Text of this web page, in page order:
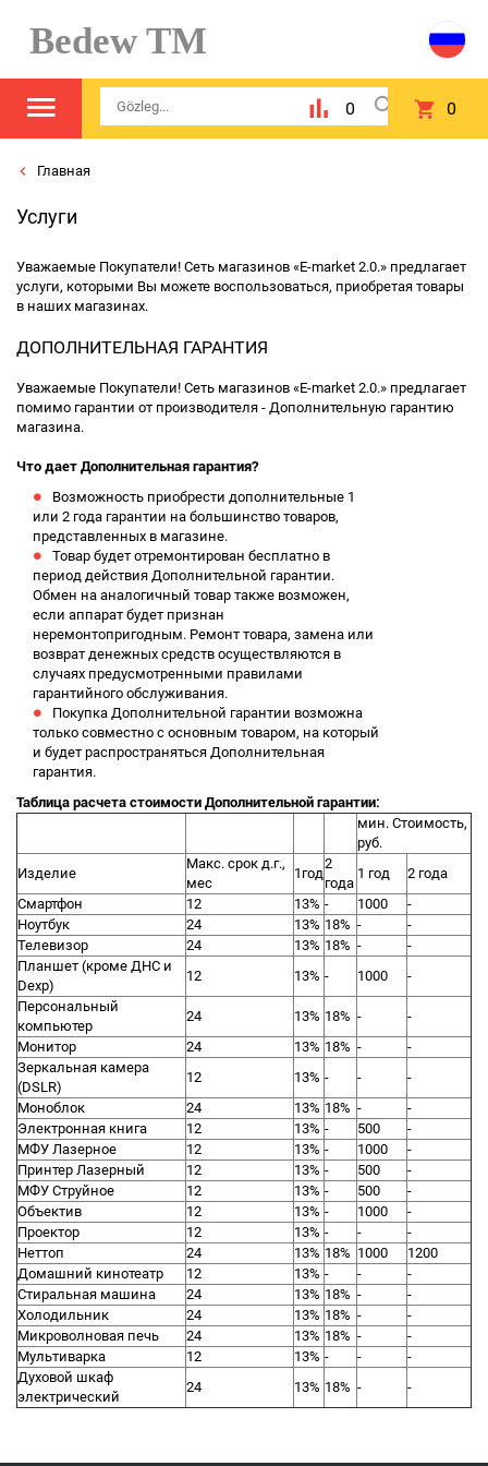
Bedew TM
0 0
Главная
Услуги
Уважаемые Покупатели! Сеть магазинов «E-market 2.0.» предлагает
услуги, которыми Вы можете воспользоваться, приобретая товары
в наших магазинах.
ДОПОЛНИТЕЛЬНАЯ ГАРАНТИЯ
Уважаемые Покупатели! Сеть магазинов «E-market 2.0.» предлагает
помимо гарантии от производителя - Дополнительную гарантию
магазина.
Что дает Дополнительная гарантия?
Возможность приобрести дополнительные 1
или 2 года гарантии на большинство товаров,
представленных в магазине.
Товар будет отремонтирован бесплатно в
период действия Дополнительной гарантии.
Обмен на аналогичный товар также возможен,
если аппарат будет признан
неремонтопригодным. Ремонт товара, замена или
возврат денежных средств осуществляются в
случаях предусмотренными правилами
гарантийного обслуживания.
Покупка Дополнительной гарантии возможна
только совместно с основным товаром, на который
и будет распространяться Дополнительная
гарантия.
Таблица расчета стоимости Дополнительной гарантии:
мин. Стоимость,
руб.
Изделие
Макс. срок д.г.,
мес
1год
2
года
1 год
2 года
Смартфон
12 13% - 1000
-
Ноутбук
24 13% 18% -
-
Телевизор
24 13% 18% -
-
Планшет (кроме ДНС и
Dexp)
12 13% - 1000
-
Персональный
компьютер
24 13% 18% -
-
Монитор
24 13% 18% -
-
Зеркальная камера
(DSLR)
12 13% - -
-
Моноблок
24 13% 18% -
-
Электронная книга
12 13% - 500
-
МФУ Лазерное
12 13% - 1000
-
Принтер Лазерный
12 13% - 500
-
МФУ Струйное
12 13% - 500
-
Объектив
12 13% - 1000
-
Проектор
12 13% - -
-
Неттоп
24 13% 18% 1000
1200
Домашний кинотеатр
12 13% - -
-
Стиральная машина
24 13% 18% -
-
Холодильник
24 13% 18% -
-
Микроволновая печь
24 13% 18% -
-
Мультиварка
12 13% - -
-
Духовой шкаф
электрический
24 13% 18% - -